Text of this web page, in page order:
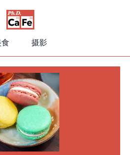
摄影